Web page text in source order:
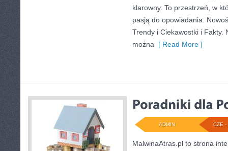
klarowny. To przestrzeń, w
pasją do opowiadania.
Trendy i Ciekawostki i Fakty.
można [ Read More ]
CZE -
ADMIN
MalwinaAtras.pl to strona